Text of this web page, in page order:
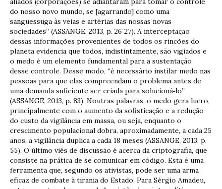
do nosso novo mundo, se [agarrando] como uma
sanguessuga às veias e artérias das nossas novas
sociedades” (ASSANGE, 2013, p. 26‐27). A interceptação
dessas informações provenientes de todos os rincões do
planeta evidencia que todos, indistintamente, são vigiados e
o medo é um elemento fundamental para a sustentação
desse controle. Desse modo, “é necessário instilar medo nas
pessoas para que elas compreendam o problema antes de
uma demanda suficiente ser criada para solucioná‐lo”
(ASSANGE, 2013, p. 83). Noutras palavras, o medo gera lucro,
principalmente com o aumento da sofisticação e a redução
do custo da vigilância em massa, ou seja, enquanto o
crescimento populacional dobra, aproximadamente, a cada 25
anos, a vigilância duplica a cada 18 meses (ASSANGE, 2013, p.
55). O último viés de discussão é acerca da criptografia, que
consiste na prática de se comunicar em código. Esta é uma
ferramenta que, segundo os ativistas, pode ser uma arma
eficaz de combate à tirania do Estado. Para Sérgio Amadeu,